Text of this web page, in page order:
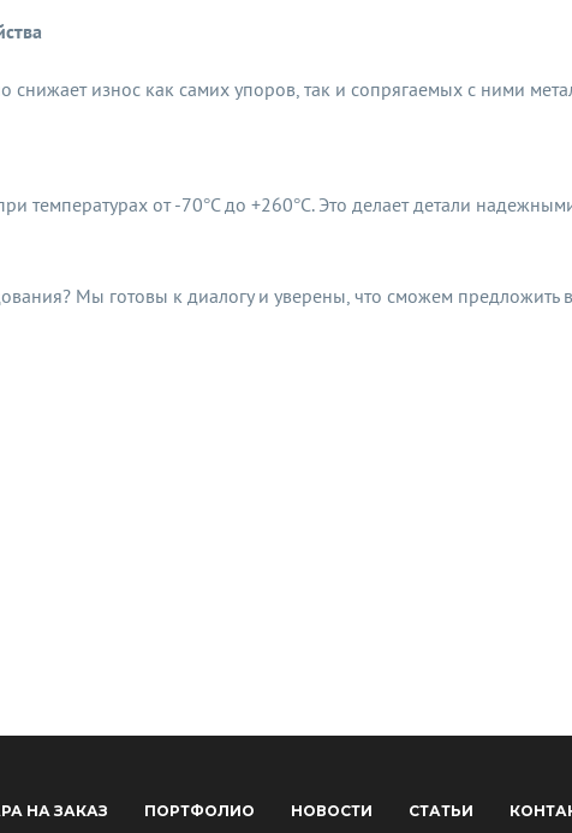
износ как самих упоров, так и сопрягаемых с ними
температурах от -70°C до +260°C. Это делает детали
Мы готовы к диалогу и уверены, что сможем
НА ЗАКАЗ ПОРТФОЛИО НОВОСТИ СТАТЬИ